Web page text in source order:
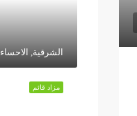
الشرقية, الاحساء
مزاد قائم